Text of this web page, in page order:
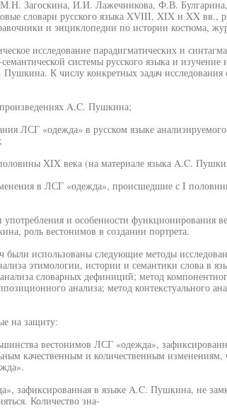
Загоскина, И.И. Лажечникова, Ф.В.
словари русского языка XVIII, XIX и XX вв.,
и энциклопедии по истории костюма,
исследование парадигматических и
системы русского языка и изучение
К числу конкретных задач исследования
A.C. Пушкина;
ЛСГ «одежда» в русском языке
XIX века (на материале языка A.C.
в ЛСГ «одежда», происшедшие с I
употребления и особенности функционирования
роль вестонимов в создании портрета.
были использованы следующие методы
этимологии, истории и семантики слова в
словарных дефиниций; метод
анализа; метод контекстуального
на защиту:
вестонимов ЛСГ «одежда»,
качественным и количественным изменениям,
зафиксированная в языке A.C. Пушкина, не
Количество зна-